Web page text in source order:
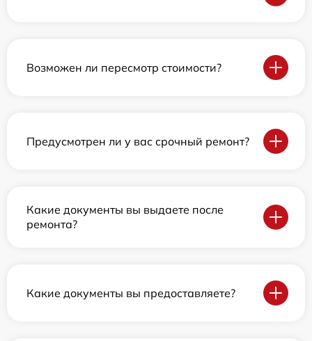
Возможен ли пересмотр стоимости?
Предусмотрен ли у вас срочный ремонт?
Какие документы вы выдаете после
ремонта?
Какие документы вы предоставляете?